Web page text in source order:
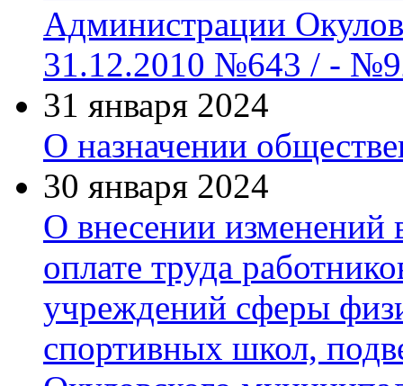
Администрации
31.12.2010 №643 / -
31 января 2024
О назначении
30 января 2024
О внесении
оплате труда
учреждений сферы
спортивных школ,